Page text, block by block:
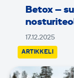
Betox –
17.12.2025
ARTIKKELI